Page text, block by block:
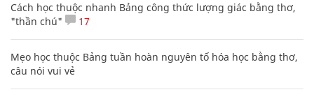
Cách học thuộc nhanh Bảng công thức lượng giác bằng thơ,
"thần chú"
17
Mẹo học thuộc Bảng tuần hoàn nguyên tố hóa học bằng thơ,
câu nói vui vẻ